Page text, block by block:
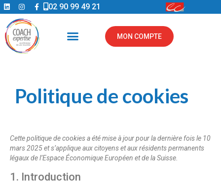
02 90 99 49 21
MON COMPTE
Politique de cookies
Cette politique de cookies a été mise à jour pour la dernière fois le 10
mars 2025 et s’applique aux citoyens et aux résidents permanents
légaux de l’Espace Économique Européen et de la Suisse.
1. Introduction